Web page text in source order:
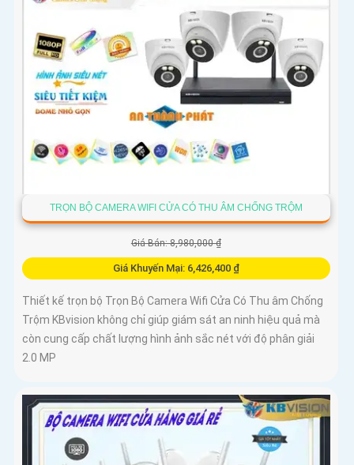
TRỌN BỘ CAMERA WIFI CỬA CÓ THU ÂM CHỐNG TRỘM
Giá Bán: 8,980,000 ₫
Giá Khuyến Mại: 6,426,400 ₫
Thiết kế trọn bộ Trọn Bộ Camera Wifi Cửa Có Thu âm Chống
Trộm KBvision không chỉ giúp giám sát an ninh hiệu quả mà
còn cung cấp chất lượng hình ảnh sắc nét với độ phân giải
2.0 MP